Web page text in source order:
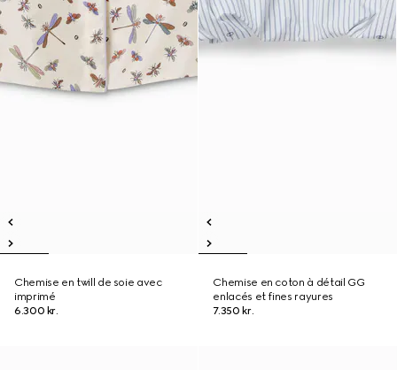
Chemise en twill de soie avec
imprimé
6.300 kr.
Chemise en coton à détail GG
enlacés et fines rayures
7.350 kr.